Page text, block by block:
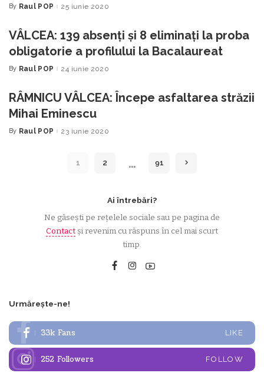
Posted
By Raul POP 25 iunie 2020
VÂLCEA: 139 absenți și 8 eliminați la proba
obligatorie a profilului la Bacalaureat
Posted
By Raul POP 24 iunie 2020
RÂMNICU VÂLCEA: Începe asfaltarea străzii
Mihai Eminescu
Posted
By Raul POP 23 iunie 2020
1 2 … 91
Ai întrebări?
Ne găsești pe rețelele sociale sau pe pagina de
Contactși revenim cu răspuns în cel mai scurt
timp.
Urmărește-ne!
33k Fans LIKE
252 Followers FOLLOW